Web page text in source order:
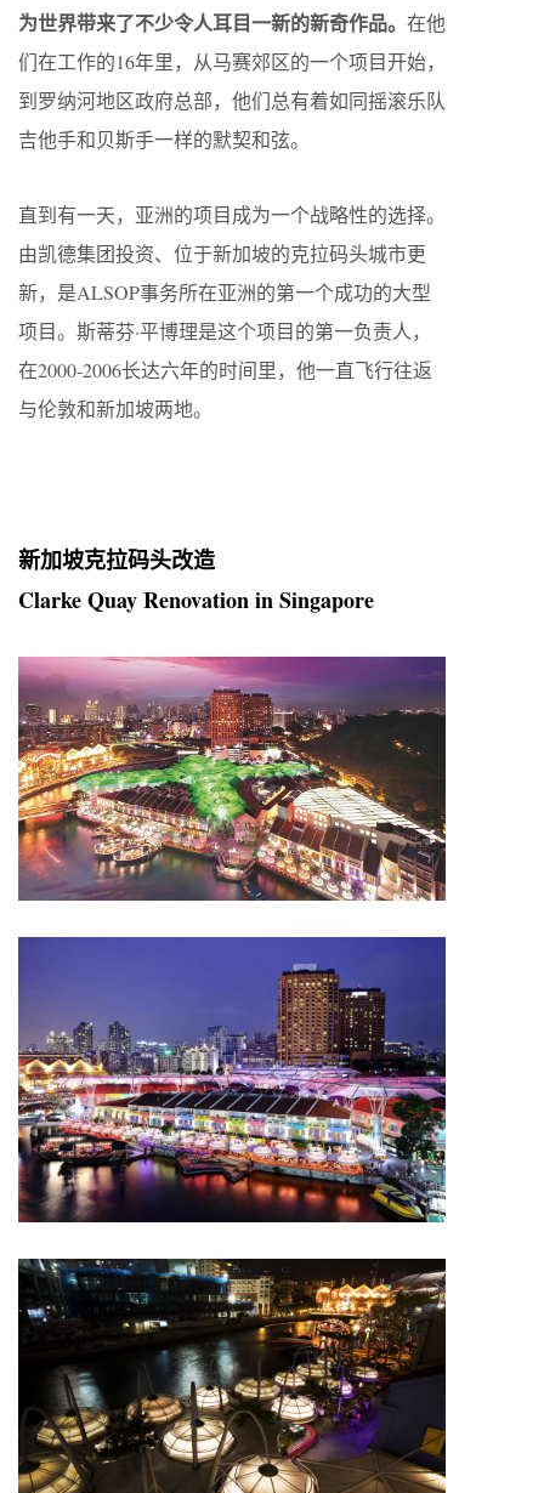
为世界带来了不少令人耳目一新的新奇作品。 在他
们在工作的16年里，从马赛郊区的一个项目开始，
到罗纳河地区政府总部，他们总有着如同摇滚乐队
吉他手和贝斯手一样的默契和弦。
直到有一天，亚洲的项目成为一个战略性的选择。
由凯德集团投资、位于新加坡的克拉码头城市更
新，是ALSOP事务所在亚洲的第一个成功的大型
项目。斯蒂芬·平博理是这个项目的第一负责人，
在2000-2006长达六年的时间里，他一直飞行往返
与伦敦和新加坡两地。
新加坡克拉码头改造
Clarke Quay Renovation in Singapore